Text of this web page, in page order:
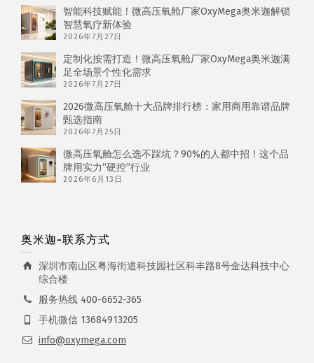
智能科技赋能！微高压氧舱厂家OxyMega奥米迦解锁
智慧氧疗新体验
2026年7月27日
定制化按需打造！微高压氧舱厂家OxyMega奥米迦满
足全场景个性化需求
2026年7月27日
2026微高压氧舱十大品牌排行榜：家用商用靠谱品牌
甄选指南
2026年7月25日
微高压氧舱怎么选不踩坑？90%的人都中招！这个品
牌用实力“硬控”行业
2026年6月13日
奥米迦-联系方式
深圳市南山区粤海街道科技园社区科丰路8号金达科技中心
综合楼
服务热线 400-6652-365
手机微信 13684913205
info@oxymega.com